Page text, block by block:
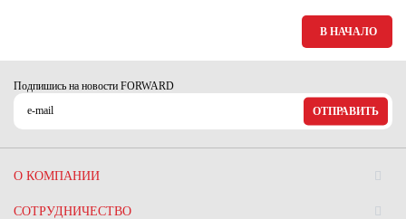
Ярославская область (1)
В НАЧАЛО
Подпишись на новости FORWARD
ОТПРАВИТЬ
О КОМПАНИИ
СОТРУДНИЧЕСТВО